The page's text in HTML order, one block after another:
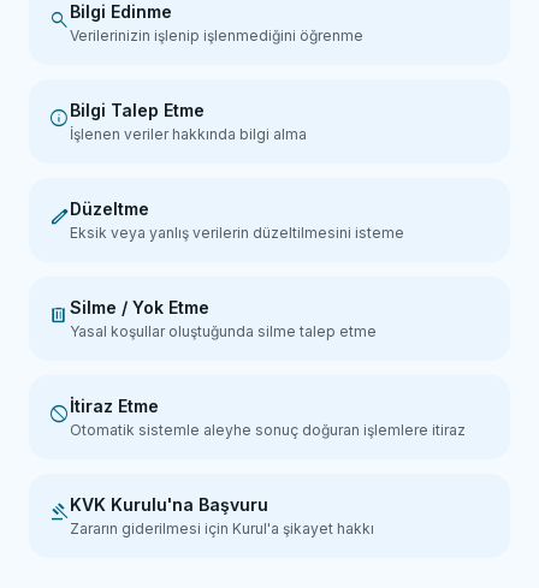
searchBilgi Edinme
Verilerinizin işlenip işlenmediğini öğrenme
infoBilgi Talep Etme
İşlenen veriler hakkında bilgi alma
editDüzeltme
Eksik veya yanlış verilerin düzeltilmesini isteme
delete Silme / Yok Etme
Yasal koşullar oluştuğunda silme talep etme
blockİtiraz Etme
Otomatik sistemle aleyhe sonuç doğuran işlemlere itiraz
gavelKVK Kurulu'na Başvuru
Zararın giderilmesi için Kurul'a şikayet hakkı